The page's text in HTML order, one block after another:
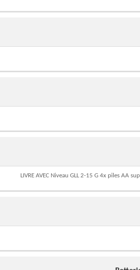
LIVRE AVEC Niveau GLL 2-15 G 4x piles AA